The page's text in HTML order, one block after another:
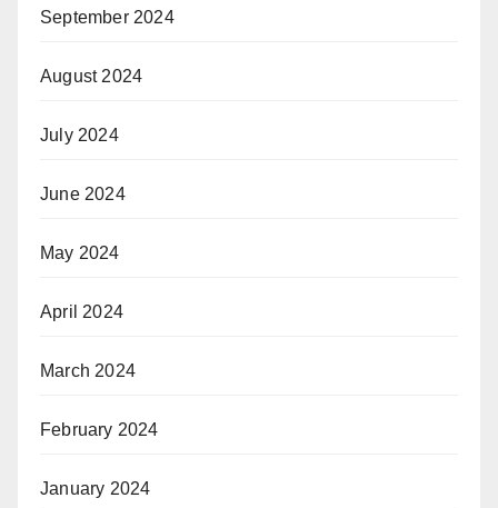
September 2024
August 2024
July 2024
June 2024
May 2024
April 2024
March 2024
February 2024
January 2024